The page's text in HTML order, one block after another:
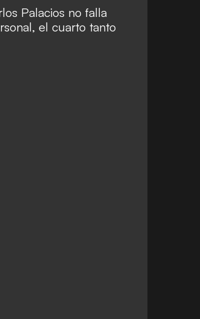
Palacios no falla
el cuarto tanto